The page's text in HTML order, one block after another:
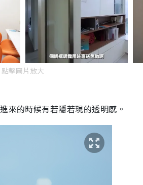
點擊圖片放大
來的時候有若隱若現的透明感。